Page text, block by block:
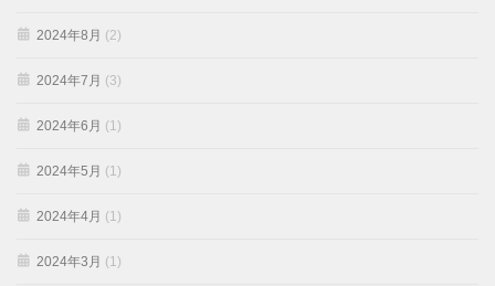
2024年8月 (2)
2024年7月 (3)
2024年6月 (1)
2024年5月 (1)
2024年4月 (1)
2024年3月 (1)